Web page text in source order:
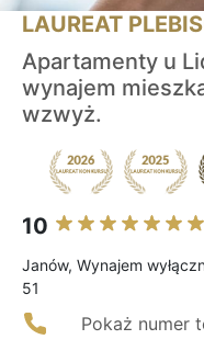
LAUREAT
Apartamenty u
wynajem
wzwyż.
10
Janów, Wynajem
51
Pokaż numer